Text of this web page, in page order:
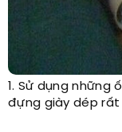
1. Sử dụng những
đựng giày dép rất